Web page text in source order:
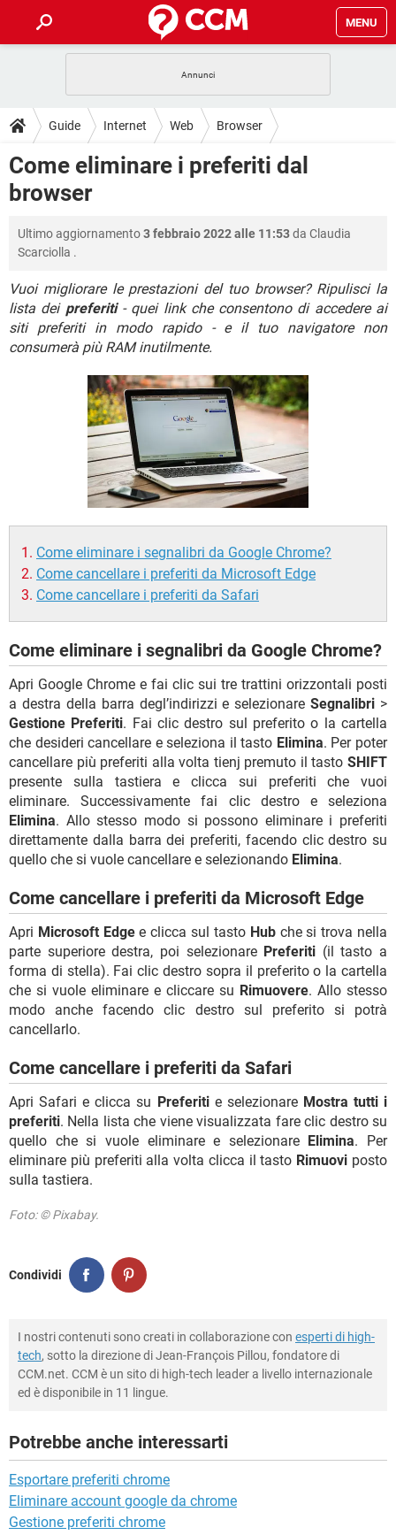
MENU
INTRATTENIMENTO ANDROID
iOS WINDOWS 10
INSTAGRAM
HARDWARE
GUIDE
COVID-19
INTRATTENIMENTO ANDROID
INSTAGRAM WHATSAPP
HARDWARE
DOWNLOAD
COVID-19
iOS
INSTAGRAM WHATSAPP
TIKTOK FACEBOOK
HARDWARE
FORUM
COVID-19 GAMING
iOS WINDOWS 10
INSTAGRAM WHATSAPP
TIKTOK
GLOSSARIO
COVID-19 GAMING
INTRATTENIMENTO ANDROID
iOS
FACEBOOK
Guide Internet Web Browser
Come eliminare i preferiti dal
browser
Ultimo aggiornamento3 febbraio 2022 alle 11:53da Claudia
Scarciolla .
Vuoi migliorare le prestazioni del tuo browser? Ripulisci la
lista dei preferiti- quei link che consentono di accedere ai
siti preferiti in modo rapido - e il tuo navigatore non
consumerà più RAM inutilmente.
Come eliminare i segnalibri da Google Chrome?
Come cancellare i preferiti da Microsoft Edge
Come cancellare i preferiti da Safari
Come eliminare i segnalibri da Google Chrome?
Apri Google Chrome e fai clic sui tre trattini orizzontali posti
a destra della barra degl’indirizzi e selezionareSegnalibri >
Gestione Preferiti. Fai clic destro sul preferito o la cartella
che desideri cancellare e seleziona il tasto Elimina. Per poter
cancellare più preferiti alla volta tienj premuto il tasto SHIFT
presente sulla tastiera e clicca sui preferiti che vuoi
eliminare. Successivamente fai clic destro e seleziona
Elimina. Allo stesso modo si possono eliminare i preferiti
direttamente dalla barra dei preferiti, facendo clic destro su
quello che si vuole cancellare e selezionando Elimina.
Come cancellare i preferiti da Microsoft Edge
Apri Microsoft Edgee clicca sul tasto Hubche si trova nella
parte superiore destra, poi selezionare Preferiti (il tasto a
forma di stella). Fai clic destro sopra il preferito o la cartella
che si vuole eliminare e cliccare su Rimuovere. Allo stesso
modo anche facendo clic destro sul preferito si potrà
cancellarlo.
Come cancellare i preferiti da Safari
Apri Safari e clicca su Preferitie selezionare Mostra tutti i
preferiti. Nella lista che viene visualizzata fare clic destro su
quello che si vuole eliminare e selezionare Elimina. Per
eliminare più preferiti alla volta clicca il tasto Rimuovi posto
sulla tastiera.
Foto: © Pixabay.
Condividi
I nostri contenuti sono creati in collaborazione con esperti di high-
tech, sotto la direzione di Jean-François Pillou, fondatore di
CCM.net. CCM è un sito di high-tech leader a livello internazionale
ed è disponibile in 11 lingue.
Potrebbe anche interessarti
Esportare preferiti chrome
Eliminare account google da chrome
Gestione preferiti chrome